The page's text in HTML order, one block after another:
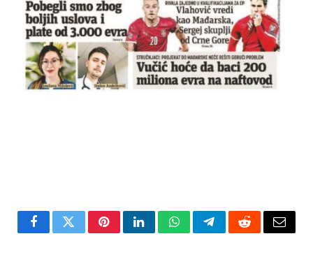
FacebookTwitterPinterestLinkedInWhatsAppTelegramRedditEmail